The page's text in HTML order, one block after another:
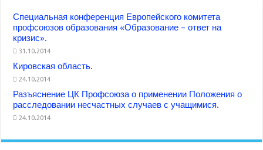
Специальная конференция Европейского комитета
профсоюзов образования «Образование – ответ на
кризис».
31.10.2014
Кировская область.
24.10.2014
Разъяснение ЦК Профсоюза о применении Положения о
расследовании несчастных случаев с учащимися.
24.10.2014